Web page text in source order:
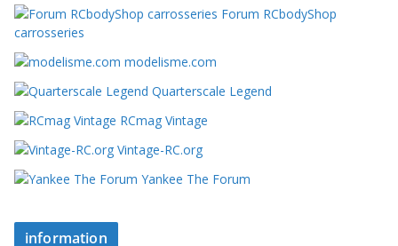
Forum RCbodyShop
carrosseries
modelisme.com
Quarterscale Legend
RCmag Vintage
Vintage-RC.org
Yankee The Forum
information